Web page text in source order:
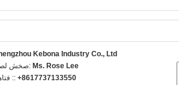
Kebona Industry Co., Ltd
اتصل Ms. Rose Lee
+8617737133550